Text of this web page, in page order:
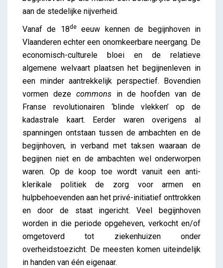
aan de stedelijke nijverheid.
Vanaf de 18deeeuw kennen de begijnhoven in
Vlaanderen echter een onomkeerbare neergang. De
economisch-culturele bloei en de relatieve
algemene welvaart plaatsen het begijnenleven in
een minder aantrekkelijk perspectief. Bovendien
vormen deze commonsin de hoofden van de
Franse revolutionairen ‘blinde vlekken’ op de
kadastrale kaart. Eerder waren overigens al
spanningen ontstaan tussen de ambachten en de
begijnhoven, in verband met taksen waaraan de
begijnen niet en de ambachten wel onderworpen
waren. Op de koop toe wordt vanuit een anti-
klerikale politiek de zorg voor armen en
hulpbehoevenden aan het privé-initiatief onttrokken
en door de staat ingericht. Veel begijnhoven
worden in die periode opgeheven, verkocht en/of
omgetoverd tot ziekenhuizen onder
overheidstoezicht. De meesten komen uiteindelijk
in handen van één eigenaar.